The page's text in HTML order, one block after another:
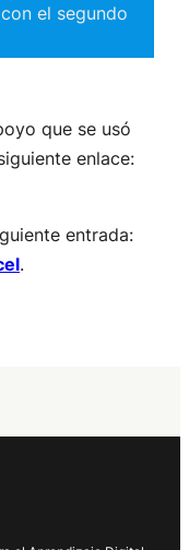
el segundo
que se usó
enlace:
entrada:
.